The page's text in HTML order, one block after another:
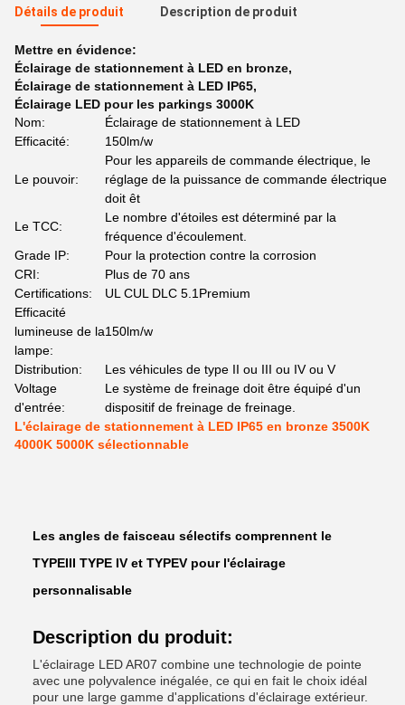
Détails de produit Description de produit
Mettre en évidence:
Éclairage de stationnement à LED en bronze,
Éclairage de stationnement à LED IP65,
Éclairage LED pour les parkings 3000K
Nom:
Éclairage de stationnement à LED
Efficacité:
150lm/w
Le pouvoir:
Pour les appareils de commande électrique, le
réglage de la puissance de commande électrique
doit êt
Le TCC:
Le nombre d'étoiles est déterminé par la
fréquence d'écoulement.
Grade IP:
Pour la protection contre la corrosion
CRI:
Plus de 70 ans
Certifications:
UL CUL DLC 5.1Premium
Efficacité
lumineuse de la
lampe:
150lm/w
Distribution:
Les véhicules de type II ou III ou IV ou V
Voltage
d'entrée:
Le système de freinage doit être équipé d'un
dispositif de freinage de freinage.
L'éclairage de stationnement à LED IP65 en bronze 3500K
4000K 5000K sélectionnable
Les angles de faisceau sélectifs comprennent le
TYPEIII TYPE IV et TYPEV pour l'éclairage
personnalisable
Description du produit:
L'éclairage LED AR07 combine une technologie de pointe
avec une polyvalence inégalée, ce qui en fait le choix idéal
pour une large gamme d'applications d'éclairage extérieur.